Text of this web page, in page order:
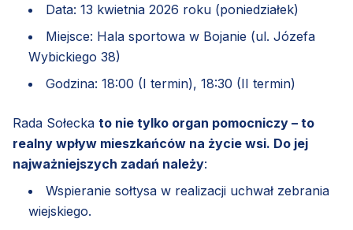
Data: 13 kwietnia 2026 roku (poniedziałek)
Miejsce: Hala sportowa w Bojanie (ul. Józefa
Wybickiego 38)
Godzina: 18:00 (I termin), 18:30 (II termin)
Rada Sołecka to nie tylko organ pomocniczy – to
realny wpływ mieszkańców na życie wsi. Do jej
najważniejszych zadań należy:
Wspieranie sołtysa w realizacji uchwał zebrania
wiejskiego.